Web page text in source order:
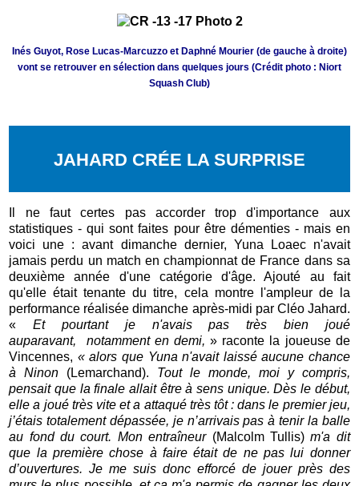
Inés Guyot, Rose Lucas-Marcuzzo et Daphné Mourier (de gauche à droite)
vont se retrouver en sélection dans quelques jours (Crédit photo : Niort
Squash Club)
JAHARD CRÉE LA SURPRISE
Il ne faut certes pas accorder trop d'importance aux
statistiques - qui sont faites pour être démenties - mais en
voici une : avant dimanche dernier, Yuna Loaec n'avait
jamais perdu un match en championnat de France dans sa
deuxième année d'une catégorie d'âge. Ajouté au fait
qu'elle était tenante du titre, cela montre l'ampleur de la
performance réalisée dimanche après-midi par Cléo Jahard.
«Et pourtant je n'avais pas très bien joué
auparavant,
notamment en demi,» raconte la joueuse de
Vincennes, « alors que Yuna n'avait laissé aucune chance
à Ninon (Lemarchand). Tout le monde, moi y compris,
pensait que la finale allait être à sens unique. Dès le début,
elle a joué très vite et a attaqué très tôt : dans le premier jeu,
j’étais totalement dépassée, je n’arrivais pas à tenir la balle
au fond du court. Mon entraîneur (Malcolm Tullis)m'a dit
que la première chose à faire était de ne pas lui donner
d’ouvertures. Je me suis donc efforcé de jouer près des